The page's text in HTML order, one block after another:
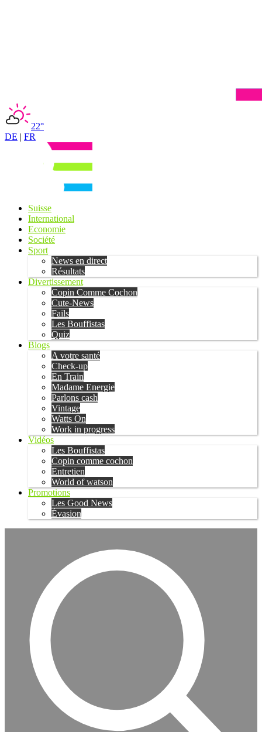
22°
DE | FR
Suisse
International
Economie
Société
Sport
News en direct
Résultats
Divertissement
Copin Comme Cochon
Cute-News
Fails
Les Bouffistas
Quiz
Blogs
A votre santé
Check-up
En Train
Madame Energie
Parlons cash
Vintage
Watts On
Work in progress
Vidéos
Les Bouffistas
Copin comme cochon
Entretien
World of watson
Promotions
Les Good News
Évasion